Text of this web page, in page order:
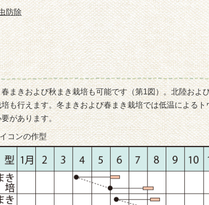
防除
まきおよび秋まき栽培も可能です（第1図）。北陸およ
も行えます。冬まきおよび春まき栽培では低温による
があります。
コンの作型